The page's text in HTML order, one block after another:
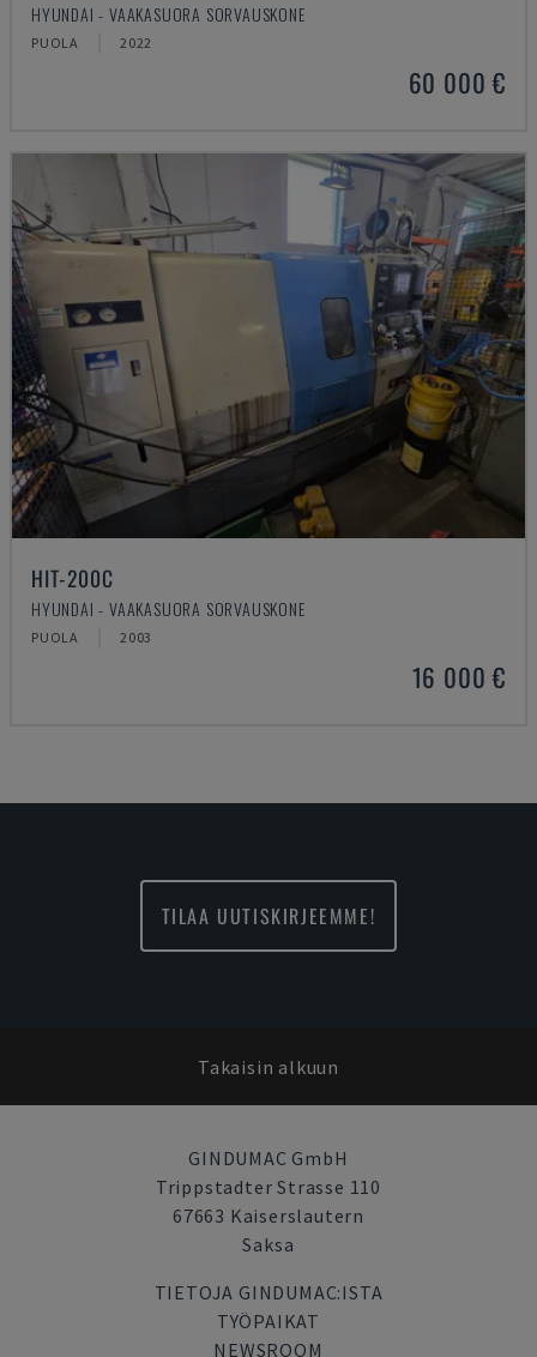
HYUNDAI - VAAKASUORA SORVAUSKONE
PUOLA 2022
60 000 €
HIT-200C
HYUNDAI - VAAKASUORA SORVAUSKONE
PUOLA 2003
16 000 €
TILAA UUTISKIRJEEMME!
Takaisin alkuun
GINDUMAC GmbH
Trippstadter Strasse 110
67663 Kaiserslautern
Saksa
TIETOJA GINDUMAC:ISTA
TYÖPAIKAT
NEWSROOM